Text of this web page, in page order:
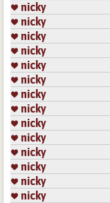
nicky
nicky
nicky
nicky
nicky
nicky
nicky
nicky
nicky
nicky
nicky
nicky
nicky
nicky